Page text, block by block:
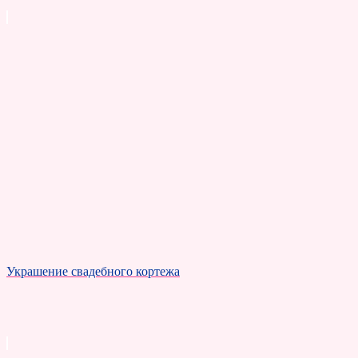
Украшение свадебного кортежа